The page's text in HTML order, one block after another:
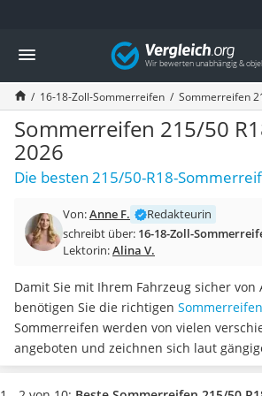
Die beliebtesten Vergleiche nach Kategorie
Auto & Motor
Fahrradträger-Anhängerkupplung (4
Fahrradträger
Fahrradträger (Anhängerkupplung)
Fahrradträger 3 Fahrräder
Benzinkanister (20 l)
Dashcam
Benzinkanister
Marderschreck
AGM-Batterie Wohnmobil
Thule-Fahrradträger
FM-Transmitter
Sommerreifen 205/55 R16
Autobatterie-Ladegerät
Vergleich
16-18-Zoll-Sommerreifen
Sommerreifen 215/50
2026
Die besten 215/50-R18-
Von:Anne F.
Redakteurin
schreibt über: 16-18-Zoll-
Lektorin:Alina V.
Damit Sie mit Ihrem Fahrzeug sicher von
benötigen Sie die richtigen Sommerreifen
Sommerreifen werden von vielen
angeboten und zeichnen sich laut
durch optimale Fahreigenschaften aus.
können beispielsweisemit einer guten